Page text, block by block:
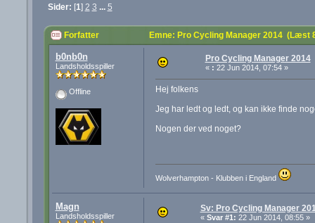
Sider: [1] 2 3 ... 5
Forfatter Emne: Pro Cycling Manager 2014 (Læst
b0nb0n
Landsholdsspiller
Offline
Pro Cycling Manager 2014
« : 22 Jun 2014, 07:54 »
Hej folkens
Jeg har ledt og ledt, og kan ikke finde
Nogen der ved noget?
Wolverhampton - Klubben i England
Magn
Landsholdsspiller
Sv: Pro Cycling Manager
« Svar #1: 22 Jun 2014, 08:55 »